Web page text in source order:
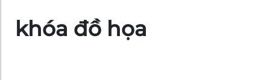
khóa đồ họa